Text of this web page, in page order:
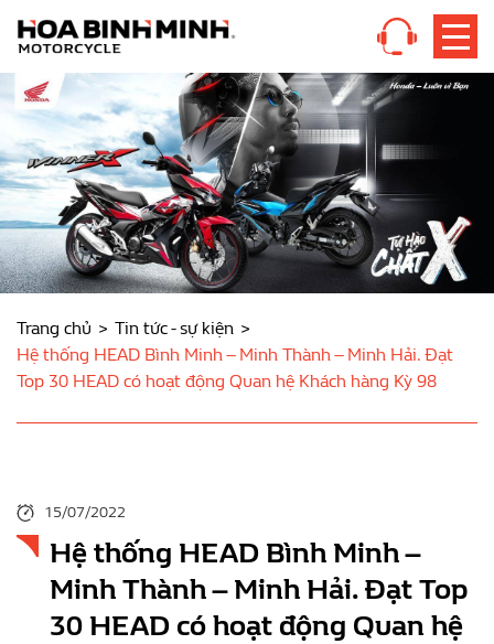
Trang chủ
Tin tức - sự kiện
Hệ thống HEAD Bình Minh – Minh Thành – Minh Hải. Đạt
Top 30 HEAD có hoạt động Quan hệ Khách hàng Kỳ 98
15/07/2022
Hệ thống HEAD Bình Minh –
Minh Thành – Minh Hải. Đạt Top
30 HEAD có hoạt động Quan hệ